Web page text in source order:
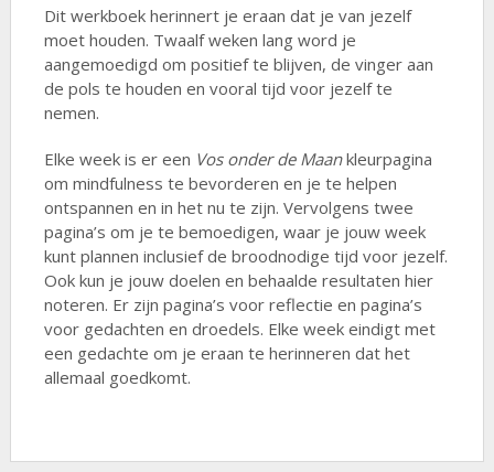
Dit werkboek herinnert je eraan dat je van jezelf
moet houden. Twaalf weken lang word je
aangemoedigd om positief te blijven, de vinger aan
de pols te houden en vooral tijd voor jezelf te
nemen.
Elke week is er een Vos onder de Maankleurpagina
om mindfulness te bevorderen en je te helpen
ontspannen en in het nu te zijn. Vervolgens twee
pagina’s om je te bemoedigen, waar je jouw week
kunt plannen inclusief de broodnodige tijd voor jezelf.
Ook kun je jouw doelen en behaalde resultaten hier
noteren. Er zijn pagina’s voor reflectie en pagina’s
voor gedachten en droedels. Elke week eindigt met
een gedachte om je eraan te herinneren dat het
allemaal goedkomt.